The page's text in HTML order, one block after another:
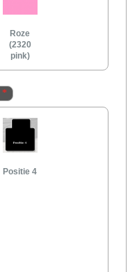
Roze
(2320
pink)
Positie 4